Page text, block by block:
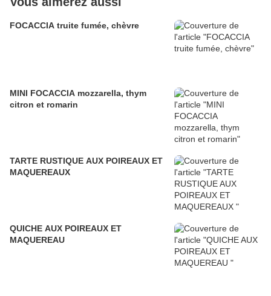
FOCACCIA truite fumée, chèvre
MINI FOCACCIA mozzarella, thym
citron et romarin
TARTE RUSTIQUE AUX POIREAUX ET
MAQUEREAUX
QUICHE AUX POIREAUX ET
MAQUEREAU